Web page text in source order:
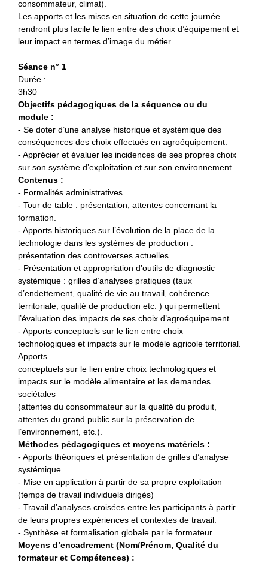
consommateur, climat).
Les apports et les mises en situation de cette journée
rendront plus facile le lien entre des choix d’équipement et
leur impact en termes d’image du métier.
Séance n° 1
Durée :
3h30
Objectifs pédagogiques de la séquence ou du
module :
- Se doter d’une analyse historique et systémique des
conséquences des choix effectués en agroéquipement.
- Apprécier et évaluer les incidences de ses propres choix
sur son système d’exploitation et sur son environnement.
Contenus :
- Formalités administratives
- Tour de table : présentation, attentes concernant la
formation.
- Apports historiques sur l’évolution de la place de la
technologie dans les systèmes de production :
présentation des controverses actuelles.
- Présentation et appropriation d’outils de diagnostic
systémique : grilles d’analyses pratiques (taux
d’endettement, qualité de vie au travail, cohérence
territoriale, qualité de production etc. ) qui permettent
l’évaluation des impacts de ses choix d’agroéquipement.
- Apports conceptuels sur le lien entre choix
technologiques et impacts sur le modèle agricole territorial.
Apports
conceptuels sur le lien entre choix technologiques et
impacts sur le modèle alimentaire et les demandes
sociétales
(attentes du consommateur sur la qualité du produit,
attentes du grand public sur la préservation de
l’environnement, etc.).
Méthodes pédagogiques et moyens matériels :
- Apports théoriques et présentation de grilles d’analyse
systémique.
- Mise en application à partir de sa propre exploitation
(temps de travail individuels dirigés)
- Travail d’analyses croisées entre les participants à partir
de leurs propres expériences et contextes de travail.
- Synthèse et formalisation globale par le formateur.
Moyens d’encadrement (Nom/Prénom, Qualité du
formateur et Compétences) :